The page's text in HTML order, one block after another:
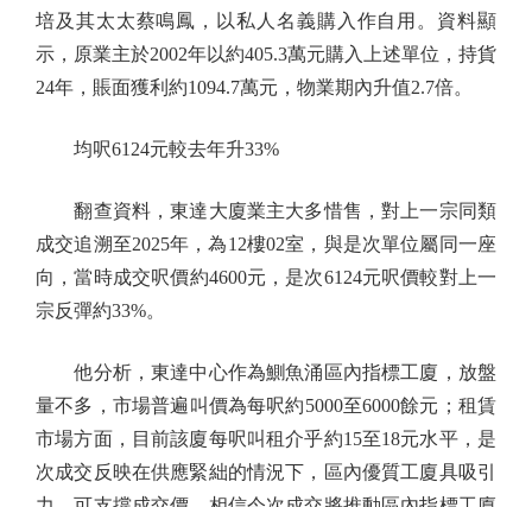
培及其太太蔡鳴鳳，以私人名義購入作自用。資料顯
示，原業主於2002年以約405.3萬元購入上述單位，持貨
24年，賬面獲利約1094.7萬元，物業期內升值2.7倍。
均呎6124元較去年升33%
翻查資料，東達大廈業主大多惜售，對上一宗同類
成交追溯至2025年，為12樓02室，與是次單位屬同一座
向，當時成交呎價約4600元，是次6124元呎價較對上一
宗反彈約33%。
他分析，東達中心作為鰂魚涌區內指標工廈，放盤
量不多，市場普遍叫價為每呎約5000至6000餘元；租賃
市場方面，目前該廈每呎叫租介乎約15至18元水平，是
次成交反映在供應緊絀的情況下，區內優質工廈具吸引